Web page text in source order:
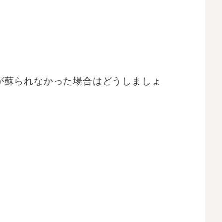
られなかった場合はどうしましょ